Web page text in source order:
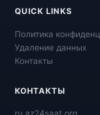
QUICK LINKS
Политика
Удаление данных
Контакты
КОНТАКТЫ